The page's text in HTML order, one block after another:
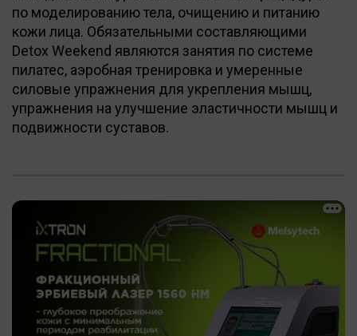
по моделированию тела, очищению и питанию
кожи лица. Обязательными составляющими
Detox Weekend являются занятия по системе
пилатес, аэробная тренировка и умеренные
силовые упражнения для укрепления мышц,
упражнения на улучшение эластичности мышц и
подвижности суставов.